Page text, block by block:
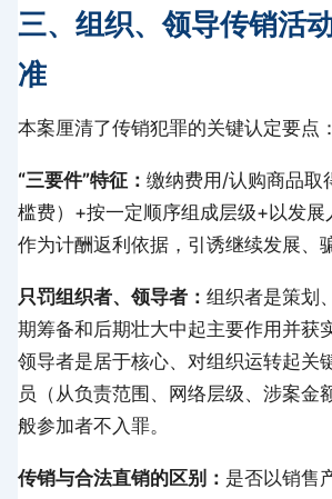
三、组织、领导传销活
准
本案厘清了传销犯罪的关键认定要点：
“三要件”特征： 缴纳费用/认购商品取
槛费）+按一定顺序组成层级+以发展
作为计酬返利依据，引诱继续发展、
只罚组织者、领导者： 组织者是策划
期筹备和后期壮大中起主要作用并获
领导者是居于核心、对组织运转起关
员（从负责范围、网络层级、涉案金
般参加者不入罪。
传销与合法直销的区别： 是否以销售